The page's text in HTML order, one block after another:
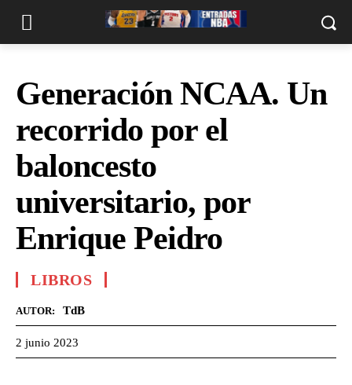
Generación NCAA. Un
recorrido por el
baloncesto
universitario, por
Enrique Peidro
LIBROS
AUTOR: TdB
2 junio 2023